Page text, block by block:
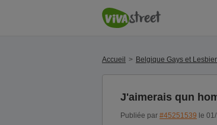
Accueil Belgique Gays et
J'aimerais qun
Publiée par #45251539 le